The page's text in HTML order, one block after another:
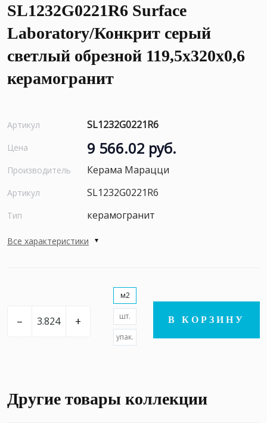
SL1232G0221R6 Surface
Laboratory/Конкрит серый
светлый обрезной 119,5x320x0,6
керамогранит
Артикул SL1232G0221R6
Цена 9 566.02 руб.
Производитель Керама Марацци
Артикул SL1232G0221R6
Тип керамогранит
Все характеристики
– +
м2
шт.
упак.
В КОРЗИНУ
Другие товары коллекции